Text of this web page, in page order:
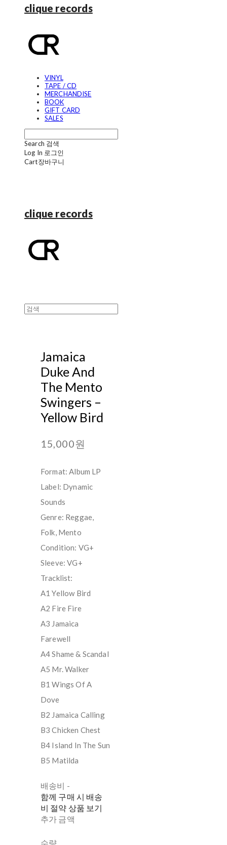
clique records
VINYL
TAPE / CD
MERCHANDISE
BOOK
GIFT CARD
SALES
Search 검색
Log In 로그인
Cart장바구니
clique records
Jamaica
Duke And
The Mento
Swingers ‎–
Yellow Bird
15,000원
Format: Album LP
Label: Dynamic
Sounds
Genre: Reggae,
Folk, Mento
Condition: VG+
Sleeve: VG+
Tracklist:
A1 Yellow Bird
A2 Fire Fire
A3 Jamaica
Farewell
A4 Shame & Scandal
A5 Mr. Walker
B1 Wings Of A
Dove
B2 Jamaica Calling
B3 Chicken Chest
B4 Island In The Sun
B5 Matilda
배송비 -
함께 구매 시 배송
비 절약 상품 보기
추가 금액
수량